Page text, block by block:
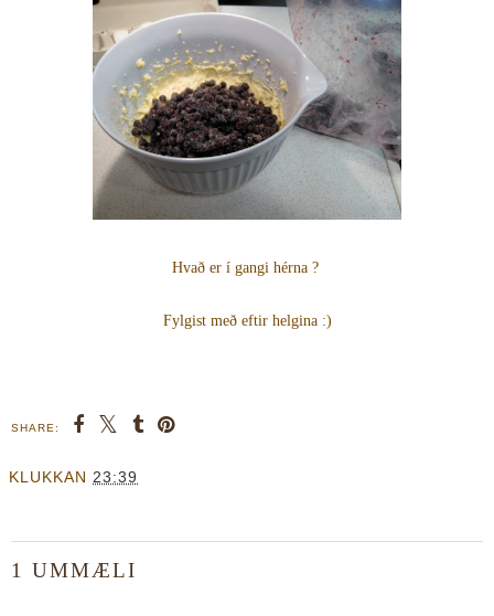
Hvað er í gangi hérna ?
Fylgist með eftir helgina :)
SHARE:
KLUKKAN 23:39
1 UMMÆLI